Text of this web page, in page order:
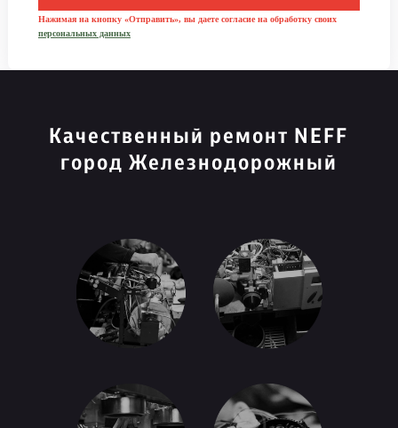
Нажимая на кнопку «Отправить», вы даете согласие на обработку своих
персональных данных
Качественный ремонт NEFF
город Железнодорожный